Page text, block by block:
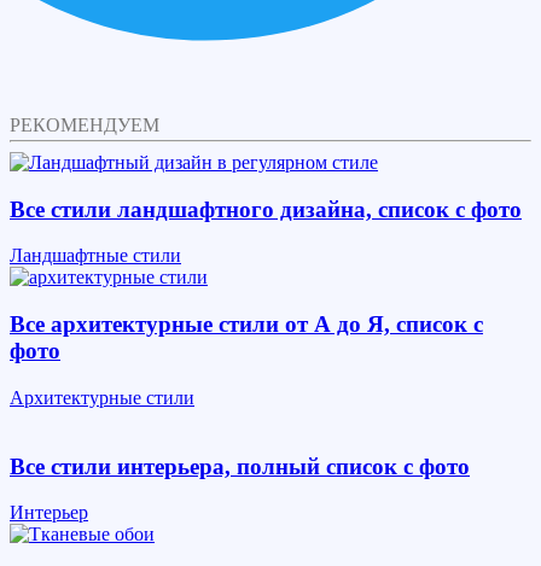
РЕКОМЕНДУЕМ
Все стили ландшафтного дизайна, список с фото
Ландшафтные стили
Все архитектурные стили от А до Я, список с
фото
Архитектурные стили
Все стили интерьера, полный список с фото
Интерьер